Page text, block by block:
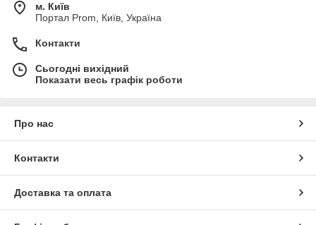
м. Київ
Портал Prom, Київ, Україна
Контакти
Сьогодні вихідний
Показати весь графік роботи
Про нас
Контакти
Доставка та оплата